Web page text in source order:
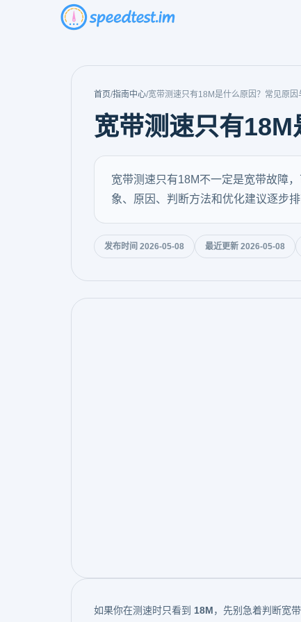
首页/指南中心/宽带测速只有18M是什么原因？常见原因
宽带测速只有
宽带测速只有18M不一定是宽带故障
象、原因、判断方法和优化建议逐步排
发布时间 2026-05-08 最近更新 2026-05-08
如果你在测速时只看到 18M，先别急着判断宽